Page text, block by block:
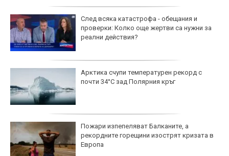
След всяка катастрофа - обещания и
проверки: Колко още жертви са нужни за
реални действия?
Арктика счупи температурен рекорд с
почти 34°C зад Полярния кръг
Пожари изпепеляват Балканите, а
рекордните горещини изострят кризата в
Европа